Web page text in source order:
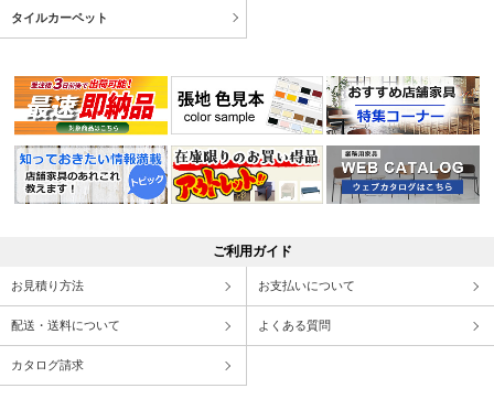
タイルカーペット
ご利用ガイド
お見積り方法 お支払いについて
配送・送料について よくある質問
カタログ請求